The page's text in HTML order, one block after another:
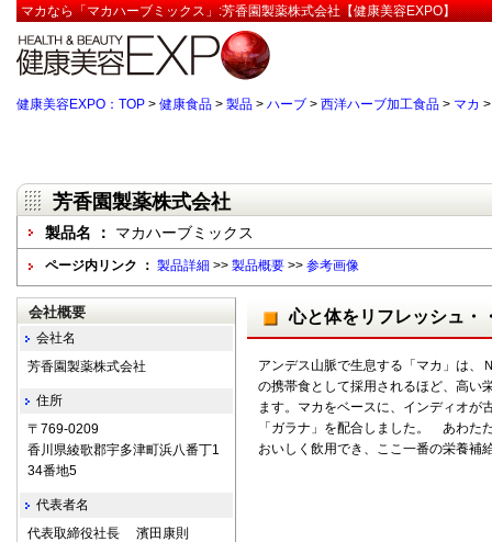
マカなら「マカハーブミックス」:芳香園製薬株式会社【健康美容EXPO】
健康美容EXPO：TOP > 健康食品 > 製品 > ハーブ > 西洋ハーブ加工食品 > マカ
芳香園製薬株式会社
製品名 ： マカハーブミックス
ページ内リンク ： 製品詳細 >> 製品概要 >> 参考画像
心と体をリフレッシュ・
アンデス山脈で生息する「マカ」は、
の携帯食として採用されるほど、高い
ます。マカをベースに、インディオが
「ガラナ」を配合しました。 あわた
おいしく飲用でき、ここ一番の栄養
会社概要
会社名
芳香園製薬株式会社
住所
〒769-0209
香川県綾歌郡宇多津町浜八番丁1
34番地5
代表者名
代表取締役社長 濱田康則